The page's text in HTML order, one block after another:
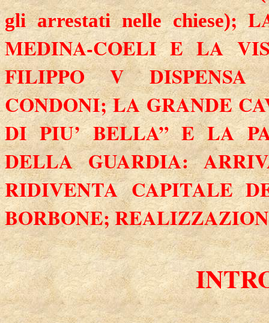
gli arrestati nelle chiese);
MEDINA-COELI ELA
FILIPPO V DISPENSA
CONDONI;LA GRANDE
DI PIU’ BELLA” ELA
DELLA GUARDIA:
RIDIVENTA CAPITALE
BORBONE;